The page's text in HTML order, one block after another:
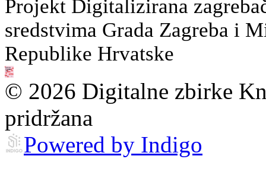
Projekt Digitalizirana
sredstvima Grada Zagreba i
Republike Hrvatske
© 2026 Digitalne zbirke
pridržana
Powered by Indigo